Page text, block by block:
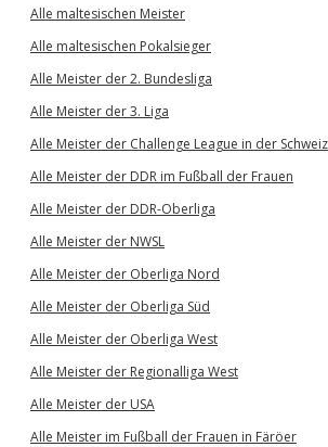
Alle maltesischen Meister
Alle maltesischen Pokalsieger
Alle Meister der 2. Bundesliga
Alle Meister der 3. Liga
Alle Meister der Challenge League in der Schweiz
Alle Meister der DDR im Fußball der Frauen
Alle Meister der DDR-Oberliga
Alle Meister der NWSL
Alle Meister der Oberliga Nord
Alle Meister der Oberliga Süd
Alle Meister der Oberliga West
Alle Meister der Regionalliga West
Alle Meister der USA
Alle Meister im Fußball der Frauen in Färöer